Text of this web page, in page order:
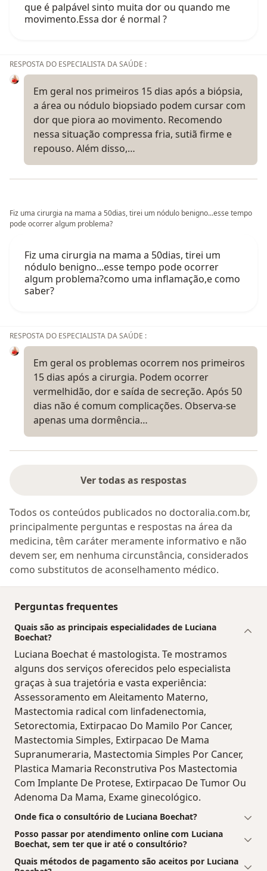
que é palpável sinto muita dor ou quando me
movimento.Essa dor é normal ?
RESPOSTA DO ESPECIALISTA DA SAÚDE :
Em geral nos primeiros 15 dias após a biópsia,
a área ou nódulo biopsiado podem cursar com
dor que piora ao movimento. Recomendo
nessa situação compressa fria, sutiã firme e
repouso. Além disso,…
Fiz uma cirurgia na mama a 50dias, tirei um nódulo benigno...esse tempo
pode ocorrer algum problema?
Fiz uma cirurgia na mama a 50dias, tirei um
nódulo benigno...esse tempo pode ocorrer
algum problema?como uma inflamação,e como
saber?
RESPOSTA DO ESPECIALISTA DA SAÚDE :
Em geral os problemas ocorrem nos primeiros
15 dias após a cirurgia. Podem ocorrer
vermelhidão, dor e saída de secreção. Após 50
dias não é comum complicações. Observa-se
apenas uma dormência…
Ver todas as respostas
Todos os conteúdos publicados no doctoralia.com.br,
principalmente perguntas e respostas na área da
medicina, têm caráter meramente informativo e não
devem ser, em nenhuma circunstância, considerados
como substitutos de aconselhamento médico.
Perguntas frequentes
Quais são as principais especialidades de Luciana
Boechat?
Luciana Boechat é mastologista. Te mostramos
alguns dos serviços oferecidos pelo especialista
graças à sua trajetória e vasta experiência:
Assessoramento em Aleitamento Materno,
Mastectomia radical com linfadenectomia,
Setorectomia, Extirpacao Do Mamilo Por Cancer,
Mastectomia Simples, Extirpacao De Mama
Supranumeraria, Mastectomia Simples Por Cancer,
Plastica Mamaria Reconstrutiva Pos Mastectomia
Com Implante De Protese, Extirpacao De Tumor Ou
Adenoma Da Mama, Exame ginecológico.
Onde fica o consultório de Luciana Boechat?
Posso passar por atendimento online com Luciana
Boechat, sem ter que ir até o consultório?
Quais métodos de pagamento são aceitos por Luciana